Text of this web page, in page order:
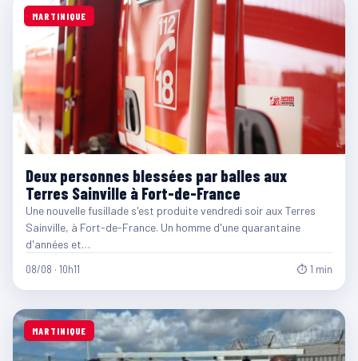
MARTINIQUE
Deux personnes blessées par balles aux
Terres Sainville à Fort-de-France
Une nouvelle fusillade s'est produite vendredi soir aux Terres
Sainville, à Fort-de-France. Un homme d'une quarantaine
d'années et…
08/08 · 10h11 ⏱ 1 min
MARTINIQUE